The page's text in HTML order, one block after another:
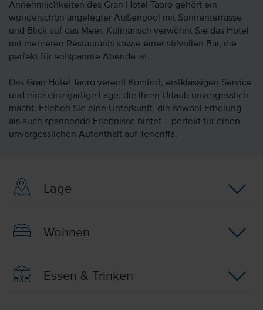
Annehmlichkeiten des Gran Hotel Taoro gehört ein
wunderschön angelegter Außenpool mit Sonnenterrasse
und Blick auf das Meer. Kulinarisch verwöhnt Sie das Hotel
mit mehreren Restaurants sowie einer stilvollen Bar, die
perfekt für entspannte Abende ist.
Das Gran Hotel Taoro vereint Komfort, erstklassigen Service
und eine einzigartige Lage, die Ihren Urlaub unvergesslich
macht. Erleben Sie eine Unterkunft, die sowohl Erholung
als auch spannende Erlebnisse bietet – perfekt für einen
unvergesslichen Aufenthalt auf Teneriffa.
Lage
Wohnen
Essen & Trinken